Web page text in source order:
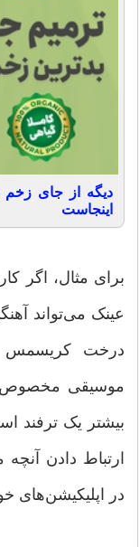
دیگه از جای
اینجاست
برای مثال، اگر
عینک می‌تواند
درخت کریسمس
موسیقی مخصوص
بیشتر یک ترفند
ارتباط دادن آنچه
در اپلیکیشن‌های